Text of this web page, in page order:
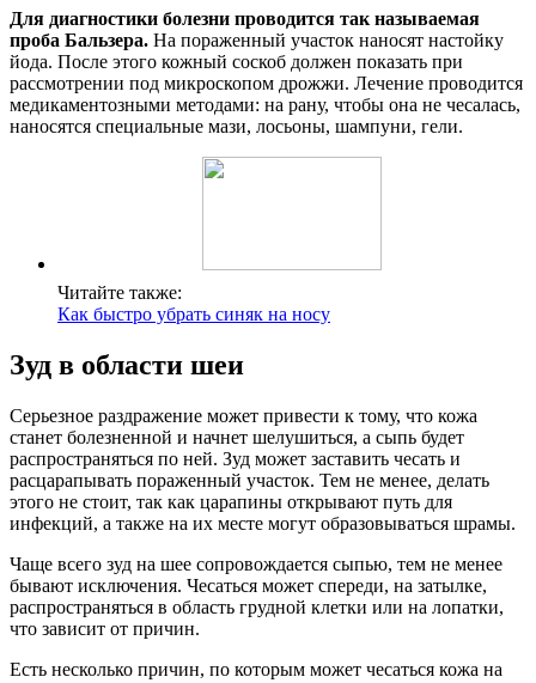
Для диагностики болезни проводится так называемая
проба Бальзера. На пораженный участок наносят настойку
йода. После этого кожный соскоб должен показать при
рассмотрении под микроскопом дрожжи. Лечение проводится
медикаментозными методами: на рану, чтобы она не чесалась,
наносятся специальные мази, лосьоны, шампуни, гели.
Читайте также:
Как быстро убрать синяк на носу
Зуд в области шеи
Серьезное раздражение может привести к тому, что кожа
станет болезненной и начнет шелушиться, а сыпь будет
распространяться по ней. Зуд может заставить чесать и
расцарапывать пораженный участок. Тем не менее, делать
этого не стоит, так как царапины открывают путь для
инфекций, а также на их месте могут образовываться шрамы.
Чаще всего зуд на шее сопровождается сыпью, тем не менее
бывают исключения. Чесаться может спереди, на затылке,
распространяться в область грудной клетки или на лопатки,
что зависит от причин.
Есть несколько причин, по которым может чесаться кожа на